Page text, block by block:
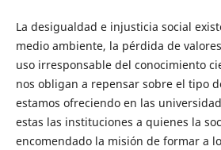
La desigualdad e injusticia social
medio ambiente, la pérdida de
uso irresponsable del conocimiento
nos obligan a repensar sobre el tipo
estamos ofreciendo en las
estas las instituciones a quienes la
encomendado la misión de formar a